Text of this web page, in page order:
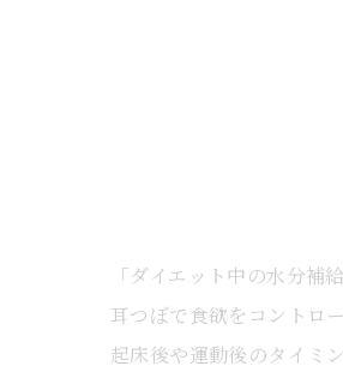
「ダイエット中の水分補
耳つぼで食欲をコントロ
起床後や運動後のタイミ